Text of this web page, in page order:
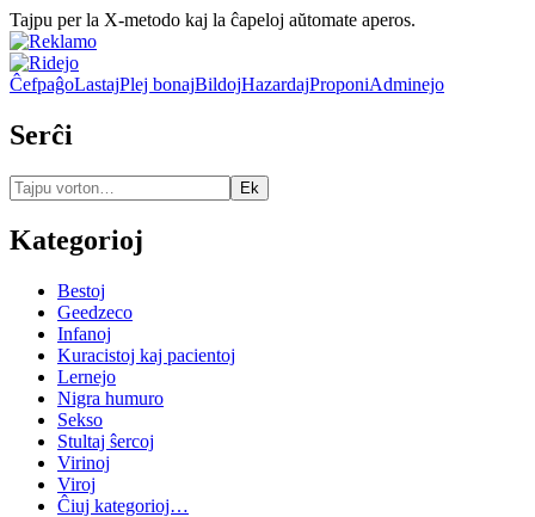
Tajpu per la X-metodo kaj la ĉapeloj aŭtomate aperos.
ĈefpaĝoLastajPlej bonajBildojHazardajProponiAdminejo
Serĉi
Kategorioj
Bestoj
Geedzeco
Infanoj
Kuracistoj kaj pacientoj
Lernejo
Nigra humuro
Sekso
Stultaj ŝercoj
Virinoj
Viroj
Ĉiuj kategorioj…